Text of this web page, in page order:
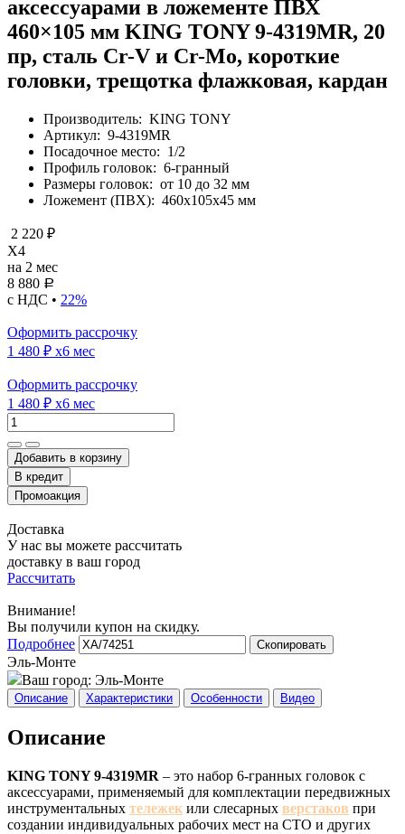
аксессуарами в ложементе ПВХ
460×105 мм KING TONY 9-4319MR, 20
пр, сталь Cr-V и Cr-Mo, короткие
головки, трещотка флажковая, кардан
Производитель: KING TONY
Артикул: 9-4319MR
Посадочное место: 1/2
Профиль головок: 6-гранный
Размеры головок: от 10 до 32 мм
Ложемент (ПВХ): 460х105х45 мм
2 220 ₽
X4
на 2 мес
8 880 Р
с НДС • 22%
Оформить рассрочку
1 480 ₽ x6 мес
Оформить рассрочку
1 480 ₽ x6 мес
Добавить в корзину
Доставка
У нас вы можете рассчитать
доставку в ваш город
Рассчитать
Внимание!
Вы получили купон на скидку.
Подробнее
Скопировать
Эль-Монте
Ваш город: Эль-Монте
Описание Характеристики Особенности Видео
Описание
KING TONY 9-4319MR – это набор 6-гранных головок с
аксессуарами, применяемый для комплектации передвижных
инструментальных тележек или слесарных верстаков при
создании индивидуальных рабочих мест на СТО и других